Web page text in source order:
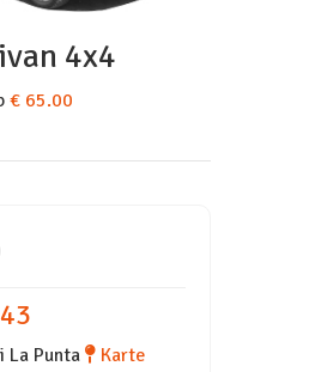
4x4
€ 65.00
La Punta Karte